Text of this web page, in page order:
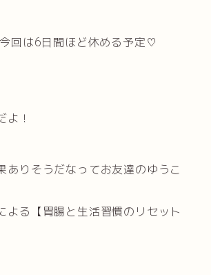
回は6日間ほど休める予定♡
！
ありそうだなってお友達のゆうこ
る【胃腸と生活習慣のリセット